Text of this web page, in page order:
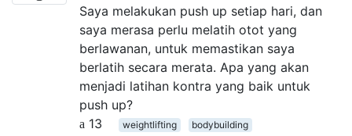
Saya melakukan push up setiap hari, dan
saya merasa perlu melatih otot yang
berlawanan, untuk memastikan saya
berlatih secara merata. Apa yang akan
menjadi latihan kontra yang baik untuk
push up?
13
weightlifting
bodybuilding